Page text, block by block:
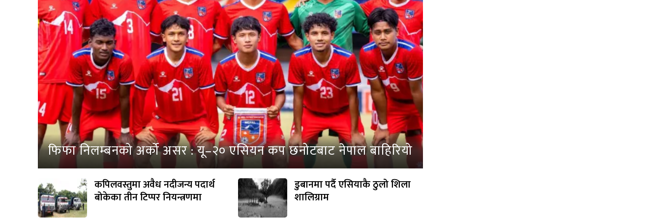
फिफा निलम्बनको अर्को असर : यू–२० एसियन कप छनोटबाट नेपाल बाहिरियो
कपिलवस्तुमा अवैध नदीजन्य पदार्थ
बोकेका तीन टिप्पर नियन्त्रणमा
डुबानमा पर्दै एसियाकै ठुलो शिला
शालिग्राम